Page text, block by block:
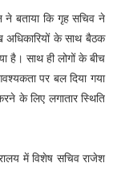
बताया कि गृह सचिव ने
के साथ बैठक
है। साथ ही लोगों के बीच
पर बल दिया गया
के लिए लगातार स्थिति
में विशेष सचिव राजेश